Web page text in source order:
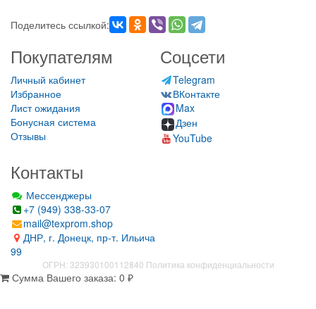
Поделитесь ссылкой:
Покупателям
Личный кабинет
Избранное
Лист ожидания
Бонусная система
Отзывы
Соцсети
Telegram
ВКонтакте
Max
Дзен
YouTube
Контакты
Мессенджеры
+7 (949) 338-33-07
mail@texprom.shop
ДНР, г. Донецк, пр-т. Ильича
99
ОГРН: 323930100112840 Политика конфиденциальности
Сумма Вашего заказа: 0 ₽